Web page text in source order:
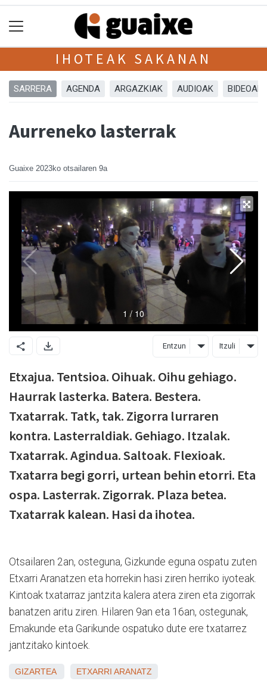
IHOTEAK SAKANAN
SARRERA AGENDA ARGAZKIAK AUDIOAK BIDEOAK
Aurreneko lasterrak
Guaixe 2023ko otsailaren 9a
Entzun Itzuli
Etxajua. Tentsioa. Oihuak. Oihu gehiago.
Haurrak lasterka. Batera. Bestera.
Txatarrak. Tatk, tak. Zigorra lurraren
kontra. Lasterraldiak. Gehiago. Itzalak.
Txatarrak. Agindua. Saltoak. Flexioak.
Txatarra begi gorri, urtean behin etorri. Eta
ospa. Lasterrak. Zigorrak. Plaza betea.
Txatarrak kalean. Hasi da ihotea.
Otsailaren 2an, osteguna, Gizkunde eguna ospatu zuten
Etxarri Aranatzen eta horrekin hasi ziren herriko iyoteak.
Kintoak txatarraz jantzita kalera atera ziren eta zigorrak
banatzen aritu ziren. Hilaren 9an eta 16an, ostegunak,
Emakunde eta Garikunde ospatuko dute ere txatarrez
jantzitako kintoek.
GIZARTEA ETXARRI ARANATZ